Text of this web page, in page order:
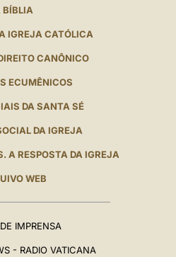
BÍBLIA
IGREJA CATÓLICA
CANÔNICO
ECUMÊNICOS
DA SANTA SÉ
DA IGREJA
A RESPOSTA DA IGREJA
WEB
IMPRENSA
- RADIO VATICANA